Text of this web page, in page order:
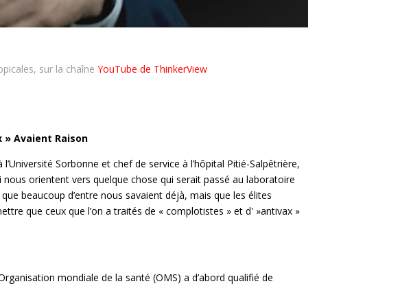
sur la chaîneYouTube de ThinkerView
Avaient Raison
Sorbonne et chef de service à l’hôpital Pitié-Salpêtrière,
orientent vers quelque chose qui serait passé au laboratoire
beaucoup d’entre nous savaient déjà, mais que les élites
que ceux que l’on a traités de « complotistes » et d' »antivax »
mondiale de la santé (OMS) a d’abord qualifié de